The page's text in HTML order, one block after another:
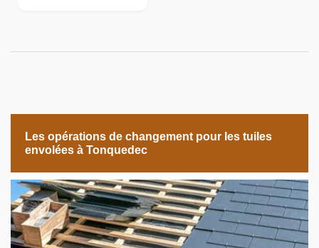
Les opérations de changement pour les tuiles
envolées à Tonquedec